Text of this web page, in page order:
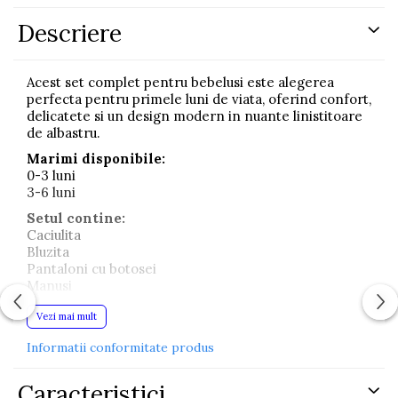
Descriere
Acest set complet pentru bebelusi este alegerea
perfecta pentru primele luni de viata, oferind confort,
delicatete si un design modern in nuante linistitoare
de albastru.
Marimi disponibile:
0-3 luni
3-6 luni
Setul contine:
Caciulita
Bluzita
Pantaloni cu botosei
Manusi
Bavetica
Material:
100% bumbac – moale, respirabil si delicat cu pielea
Setul impresioneaza prin designul simplu si elegant,
Vezi mai mult
Informatii conformitate produs